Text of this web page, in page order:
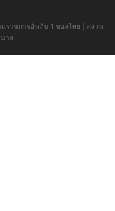
ราชการอันดับ 1 ของไทย | สงวน
าย